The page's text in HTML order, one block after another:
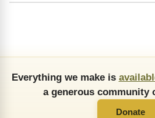
Everything we make is
a generous community
Donate